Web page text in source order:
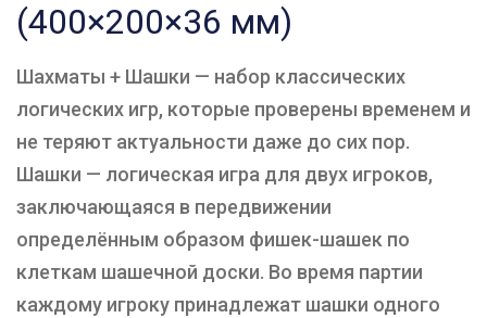
(400×200×36 мм)
Шахматы + Шашки — набор классических
логических игр, которые проверены временем и
не теряют актуальности даже до сих пор.
Шашки — логическая игра для двух игроков,
заключающаяся в передвижении
определённым образом фишек-шашек по
клеткам шашечной доски. Во время партии
каждому игроку принадлежат шашки одного